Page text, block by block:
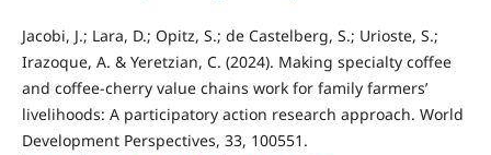
Jacobi, J.; Lara, D.; Opitz, S.; de Castelberg, S.; Urioste, S.;
Irazoque, A. & Yeretzian, C. (2024). Making specialty coffee
and coffee-cherry value chains work for family farmers’
livelihoods: A participatory action research approach. World
Development Perspectives, 33, 100551.